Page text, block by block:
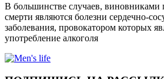
В большинстве случаев, виновниками
смерти являются болезни сердечно-
заболевания, провокатором которых
употребление алкоголя